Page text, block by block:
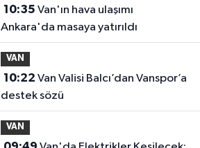
10:35
Ankara'da masaya yatırıldı
VAN
10:22
destek sözü
VAN